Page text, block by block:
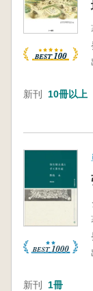
新刊 10冊以上
新刊 1冊